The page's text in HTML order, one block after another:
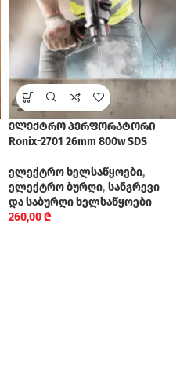
ელექტრო პერფორატორი
Ronix-2701 26mm 800w SDS
ელექტრო ხელსაწყოები,
ელექტრო ბურღი, სანგრევი
და საბურღი ხელსაწყოები
260,00₾